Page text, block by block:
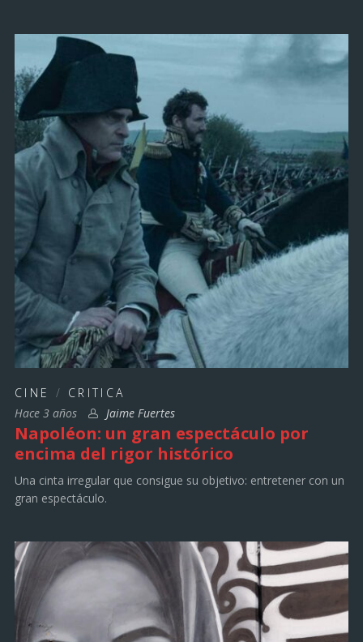
CINE / CRITICA
Hace 3 años
Jaime Fuertes
Napoléon: un gran espectáculo por
encima del rigor histórico
Una cinta irregular que consigue su objetivo: entretener con un
gran espectáculo.